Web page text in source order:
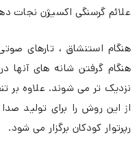
علائم گرسنگی اکسیژن نجات
هنگام استنشاق ، تارهای
هنگام گرفتن شانه های آنها
از این روش را برای تولید
رپرتوار کودکان برگزار می شود.